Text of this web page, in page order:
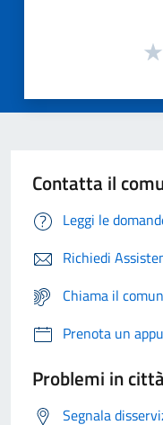
Contatta il
Leggi le
Richiedi
Chiama il
Prenota un
Problemi in città
Segnala